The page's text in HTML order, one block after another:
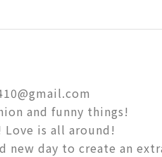
and funny things!
is all around!
new day to create an